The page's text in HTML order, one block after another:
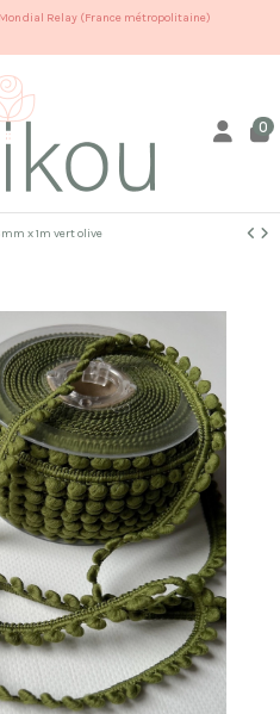
Relay (France métropolitaine)
0
x 1m vert olive